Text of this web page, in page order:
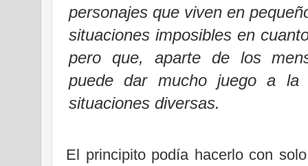
personajes que viven en
situaciones imposibles en
pero que, aparte de los
puededar mucho juego a la
situaciones diversas.
El principito podía hacerlo con